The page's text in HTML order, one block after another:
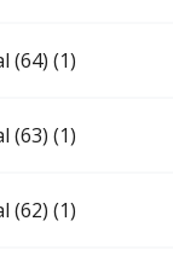
(64) (1)
(63) (1)
(62) (1)